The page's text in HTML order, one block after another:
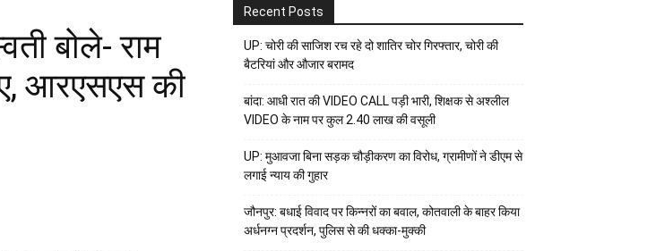
बोले- राम
आरएसएस की
Recent Posts
UP: चोरी की साजिश रच रहे दो शातिर चोर गिरफ्तार, चोरी की
बैटरियां और औजार बरामद
बांदा: आधी रात की VIDEO CALL पड़ी भारी, शिक्षक से अश्लील
VIDEO के नाम पर कुल 2.40 लाख की वसूली
UP: मुआवजा बिना सड़क चौड़ीकरण का विरोध, ग्रामीणों ने डीएम से
लगाई न्याय की गुहार
जौनपुर: बधाई विवाद पर किन्नरों का बवाल, कोतवाली के बाहर किया
अर्धनग्न प्रदर्शन, पुलिस से की धक्का-मुक्की